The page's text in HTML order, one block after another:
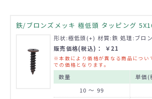
鉄/ブロンズメッキ 極低頭 タッピング
形状:極低頭(+) 材質:鉄 処理:ブロ
販売価格(税込)： ￥21
※本数により価格が異なる商品につい
での価格となります。
数量
単価(
10 ～ 99